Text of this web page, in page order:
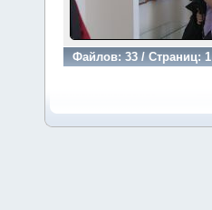
Файлов: 33 / Страниц: 1